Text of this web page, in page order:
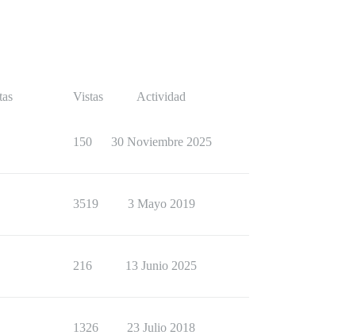
Vistas Actividad
150 30 Noviembre 2025
3519 3 Mayo 2019
216 13 Junio 2025
1326 23 Julio 2018